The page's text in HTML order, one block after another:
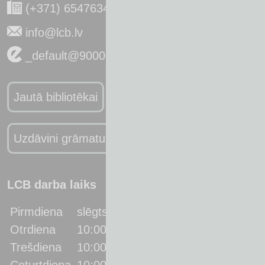
(+371) 65476341
info@lcb.lv
_default@90000066637
Jautā bibliotēkai
Uzdāvini grāmatu bibliotēkai
LCB darba laiks
Pirmdiena
slēgts
Otrdiena
10:00 - 19:00
Trešdiena
10:00 - 19:00